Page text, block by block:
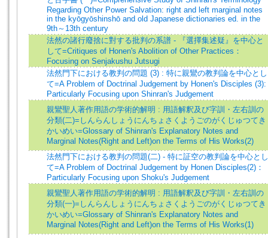
Regarding Other Power Salvation: right and left marginal notes
in the kyōgyōshinshō and old Japanese dictionaries ed. in the
9th～13th century
法然の諸行廢捨に對する批判の系譜 - 『選擇集述疑』を中心と
して=Critiques of Honen's Abolition of Other Practices：
Focusing on Senjakushu Jutsugi
法然門下における教判の問題 (3) : 特に親鸞の教判論を中心とし
て=A Problem of Doctrinal Judgement by Honen's Disciples (3):
Particularly Focusing upon Shinran's Judgement
親鸞聖人著作用語の学術的解明 : 用語解釈及び字訓・左右訓の
分類(二)=しんらんしょうにんちょさくようごのがくじゅつてき
かいめい=Glossary of Shinran's Explanatory Notes and
Marginal Notes(Right and Left)on the Terms of His Works(2)
法然門下における教判の問題(二) - 特に証空の教判論を中心とし
て=A Problem of Doctrinal Judgement by Honen Disciples(2)：
Particularly Focusing upon Shoku's Judgement
親鸞聖人著作用語の学術的解明 : 用語解釈及び字訓・左右訓の
分類(一)=しんらんしょうにんちょさくようごのがくじゅつてき
かいめい=Glossary of Shinran's Explanatory Notes and
Marginal Notes(Right and Left)on the Terms of His Works(1)